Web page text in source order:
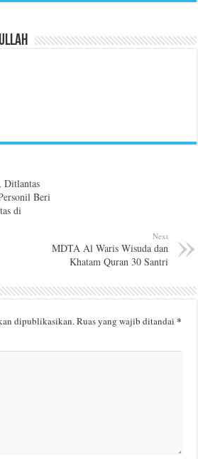
Ditlantas
Beri
di
Next
MDTA Al Waris Wisuda dan
Khatam Quran 30 Santri
dipublikasikan.Ruas yang wajib ditandai*